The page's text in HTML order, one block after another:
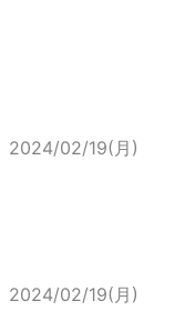
2024/02/19(月)
2024/02/19(月)